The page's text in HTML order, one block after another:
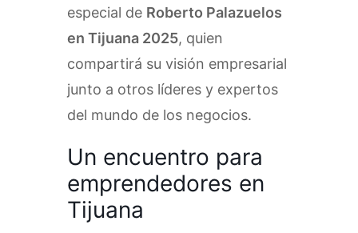
especial de Roberto Palazuelos
en Tijuana 2025, quien
compartirá su visión empresarial
junto a otros líderes y expertos
del mundo de los negocios.
Un encuentro para
emprendedores en
Tijuana